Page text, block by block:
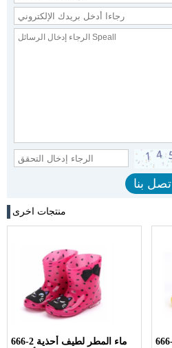
منتجات اخرى
666-2 ماء المطر لطيف أحذية
أحذية المطر الكاحل